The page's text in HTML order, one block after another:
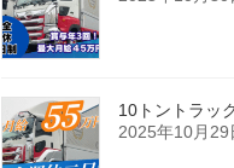
10トントラッ
2025年10月29